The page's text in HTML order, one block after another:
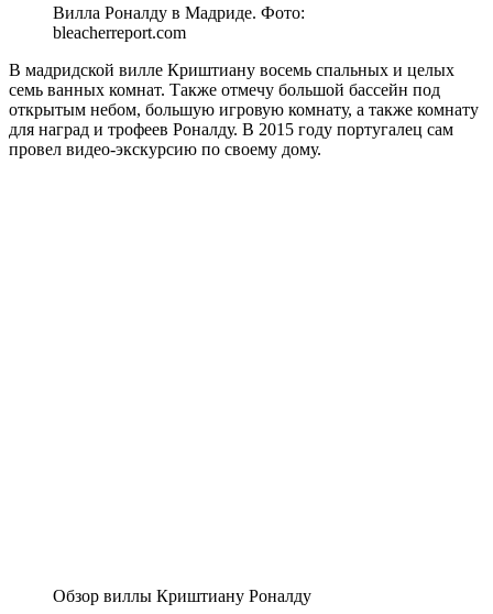
Вилла Роналду в Мадриде. Фото:
bleacherreport.com
В мадридской вилле Криштиану восемь спальных и целых
семь ванных комнат. Также отмечу большой бассейн под
открытым небом, большую игровую комнату, а также комнату
для наград и трофеев Роналду. В 2015 году португалец сам
провел видео-экскурсию по своему дому.
Обзор виллы Криштиану Роналду